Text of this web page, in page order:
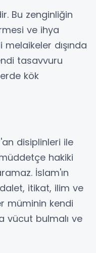
Bu zenginliğin
ve ihya
melaikeler dışında
tasavvuru
kök
disiplinleri ile
hakiki
İslam'ın
itikat, ilim ve
müminin kendi
vücut bulmalı ve